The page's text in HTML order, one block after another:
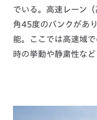
でいる。高速レーン
角45度のバンクがあ
能。ここでは高速域
時の挙動や静粛性など